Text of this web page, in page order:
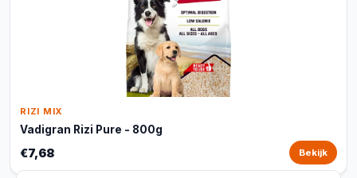
RIZI MIX
Vadigran Rizi Pure - 800g
€7,68 Bekijk